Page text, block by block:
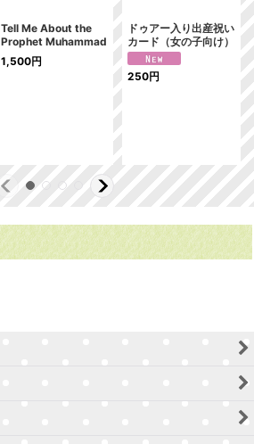
Tell Me About the
Prophet Muhammad
1,500円
ドゥアー入り出産祝い
カード（女の子向け）
250円